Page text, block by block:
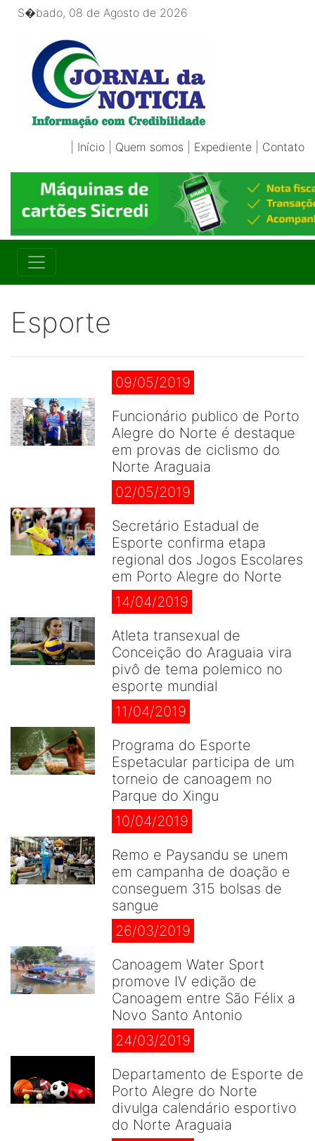
S�bado, 08 de Agosto de 2026
Início Quem somos Expediente Contato
Esporte
09/05/2019
Funcionário publico de Porto
Alegre do Norte é destaque
em provas de ciclismo do
Norte Araguaia
02/05/2019
Secretário Estadual de
Esporte confirma etapa
regional dos Jogos Escolares
em Porto Alegre do Norte
14/04/2019
Atleta transexual de
Conceição do Araguaia vira
pivô de tema polemico no
esporte mundial
11/04/2019
Programa do Esporte
Espetacular participa de um
torneio de canoagem no
Parque do Xingu
10/04/2019
Remo e Paysandu se unem
em campanha de doação e
conseguem 315 bolsas de
sangue
26/03/2019
Canoagem Water Sport
promove IV edição de
Canoagem entre São Félix a
Novo Santo Antonio
24/03/2019
Departamento de Esporte de
Porto Alegre do Norte
divulga calendário esportivo
do Norte Araguaia